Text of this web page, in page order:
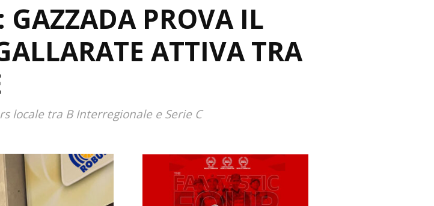
PROVA IL
ATTIVA TRA
locale tra B Interregionale e Serie C